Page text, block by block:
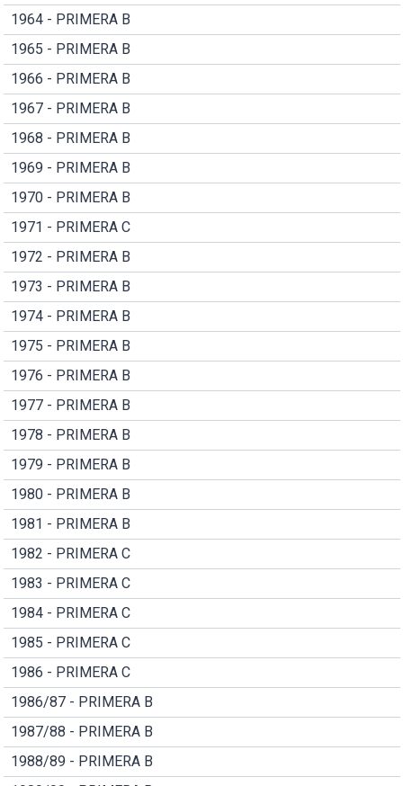
1964 - PRIMERA B
1965 - PRIMERA B
1966 - PRIMERA B
1967 - PRIMERA B
1968 - PRIMERA B
1969 - PRIMERA B
1970 - PRIMERA B
1971 - PRIMERA C
1972 - PRIMERA B
1973 - PRIMERA B
1974 - PRIMERA B
1975 - PRIMERA B
1976 - PRIMERA B
1977 - PRIMERA B
1978 - PRIMERA B
1979 - PRIMERA B
1980 - PRIMERA B
1981 - PRIMERA B
1982 - PRIMERA C
1983 - PRIMERA C
1984 - PRIMERA C
1985 - PRIMERA C
1986 - PRIMERA C
1986/87 - PRIMERA B
1987/88 - PRIMERA B
1988/89 - PRIMERA B